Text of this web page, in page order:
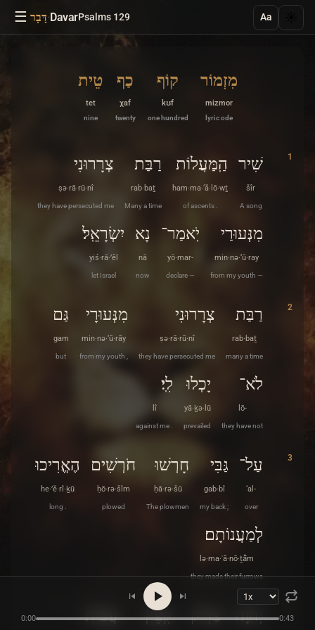
☰ דָּבָר·DavarPsalms 129 Aa
מִזְמוֹר
mizmor
lyric ode
קוֹף
kʊf
one hundred
כַף
χaf
twenty
טֵית
tet
nine
1 שִׁיר
šîr
A song
הַֽמַּעֲלוֹת
ham·ma·‘ă·lō·wṯ
of ascents .
רַבַּת
rab·baṯ
Many a time
צְרָרוּנִי
ṣə·rā·rū·nî
they have persecuted me
מִנְּעוּרַי
min·nə·‘ū·ray
from my youth —
יֹֽאמַר־
yō·mar-
declare —
נָא
nā
now
יִשְׂרָאֵֽל׃
yiś·rā·’êl
let Israel
2 רַבַּת
rab·baṯ
many a time
צְרָרוּנִי
ṣə·rā·rū·nî
they have persecuted me
מִנְּעוּרָי
min·nə·‘ū·rāy
from my youth ,
גַּם
gam
but
לֹא־
lō-
they have not
יָכְלוּ
yā·ḵə·lū
prevailed
לִֽי׃
lî
against me .
3 עַל־
‘al-
over
גַּבִּי
gab·bî
my back ;
חָרְשׁוּ
ḥā·rə·šū
The plowmen
חֹרְשִׁים
ḥō·rə·šîm
plowed
הֶאֱרִיכוּ
he·’ĕ·rî·ḵū
long .
לְמַעֲנוֹתָם׃
lə·ma·ʿă·nō·ṯå̄m
they made their furrows
יְהוָה צַדִּיק קִצֵּץ עֲבוֹת 0:00 0:43